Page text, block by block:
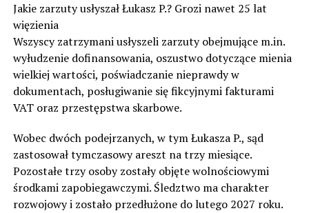
Jakie zarzuty usłyszał Łukasz P.? Grozi nawet 25 lat
więzienia
Wszyscy zatrzymani usłyszeli zarzuty obejmujące m.in.
wyłudzenie dofinansowania, oszustwo dotyczące mienia
wielkiej wartości, poświadczanie nieprawdy w
dokumentach, posługiwanie się fikcyjnymi fakturami
VAT oraz przestępstwa skarbowe.
Wobec dwóch podejrzanych, w tym Łukasza P., sąd
zastosował tymczasowy areszt na trzy miesiące.
Pozostałe trzy osoby zostały objęte wolnościowymi
środkami zapobiegawczymi. Śledztwo ma charakter
rozwojowy i zostało przedłużone do lutego 2027 roku.